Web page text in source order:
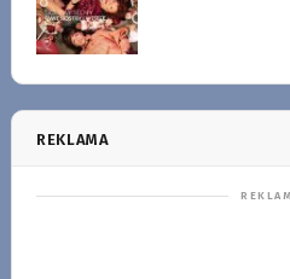
REKLAMA